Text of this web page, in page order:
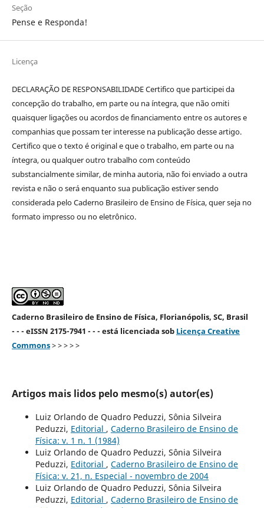
Seção
Pense e Responda!
Licença
DECLARAÇÃO DE RESPONSABILIDADE Certifico que participei da
concepção do trabalho, em parte ou na íntegra, que não omiti
quaisquer ligações ou acordos de financiamento entre os autores e
companhias que possam ter interesse na publicação desse artigo.
Certifico que o texto é original e que o trabalho, em parte ou na
íntegra, ou qualquer outro trabalho com conteúdo
substancialmente similar, de minha autoria, não foi enviado a outra
revista e não o será enquanto sua publicação estiver sendo
considerada pelo Caderno Brasileiro de Ensino de Física, quer seja no
formato impresso ou no eletrônico.
Caderno Brasileiro de Ensino de Física, Florianópolis, SC, Brasil
- - - eISSN 2175-7941 - - - está licenciada sob Licença Creative
Commons> > > > >
Artigos mais lidos pelo mesmo(s) autor(es)
Luiz Orlando de Quadro Peduzzi, Sônia Silveira
Peduzzi, Editorial , Caderno Brasileiro de Ensino de
Física: v. 1 n. 1 (1984)
Luiz Orlando de Quadro Peduzzi, Sônia Silveira
Peduzzi, Editorial , Caderno Brasileiro de Ensino de
Física: v. 21, n. Especial - novembro de 2004
Luiz Orlando de Quadro Peduzzi, Sônia Silveira
Peduzzi, Editorial , Caderno Brasileiro de Ensino de